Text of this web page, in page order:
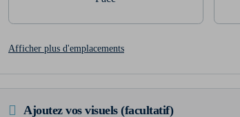
Afficher plus d'emplacements
Ajoutez vos visuels (facultatif)